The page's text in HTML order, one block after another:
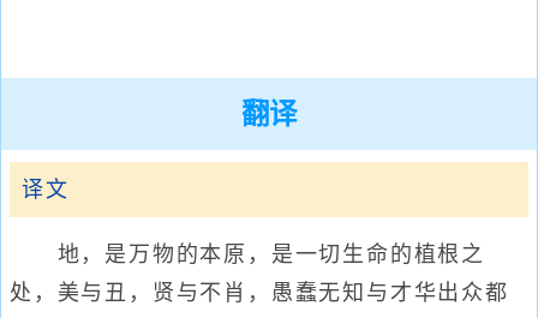
翻译
译文
地，是万物的本原，是一切生命的植根之
处，美与丑，贤与不肖，愚蠢无知与才华出众都